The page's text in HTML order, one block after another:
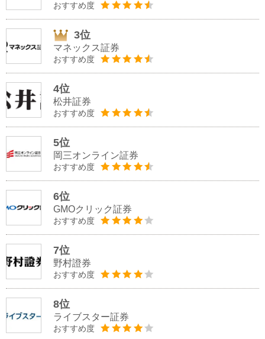
おすすめ度
3位
マネックス証券
おすすめ度
4位
松井証券
おすすめ度
5位
岡三オンライン証券
おすすめ度
6位
GMOクリック証券
おすすめ度
7位
野村證券
おすすめ度
8位
ライブスター証券
おすすめ度